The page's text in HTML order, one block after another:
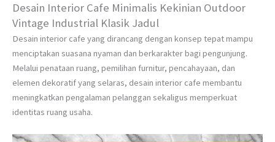
Desain Interior Cafe Minimalis Kekinian Outdoor
Vintage Industrial Klasik Jadul
Desain interior cafe yang dirancang dengan konsep tepat mampu
menciptakan suasana nyaman dan berkarakter bagi pengunjung.
Melalui penataan ruang, pemilihan furnitur, pencahayaan, dan
elemen dekoratif yang selaras, desain interior cafe membantu
meningkatkan pengalaman pelanggan sekaligus memperkuat
identitas ruang usaha.